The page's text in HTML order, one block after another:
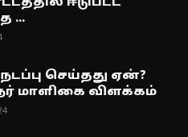
ஈடுபட்ட
...
செய்தது ஏன்?
மாளிகை விளக்கம்